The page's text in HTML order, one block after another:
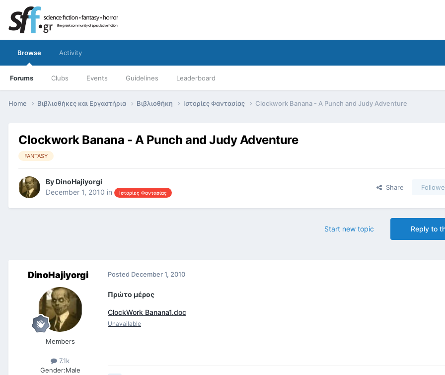
Browse
Forums Clubs Events Guidelines Leaderboard
Activity
Home Βιβλιοθήκες και Εργαστήρια Βιβλιοθήκη Ιστορίες Φαντασίας Clockwork Banana - A Punch and Judy Adventure
Clockwork Banana - A Punch and Judy Adventure
FANTASY
ByDinoHajiyorgi
December 1, 2010 in Ιστορίες Φαντασίας
Share
Reply to
Start new topic
DinoHajiyorgi
Members
7.1k
Gender:Male
Posted December 1, 2010
Πρώτο μέρος
ClockWork Banana1.doc
Unavailable